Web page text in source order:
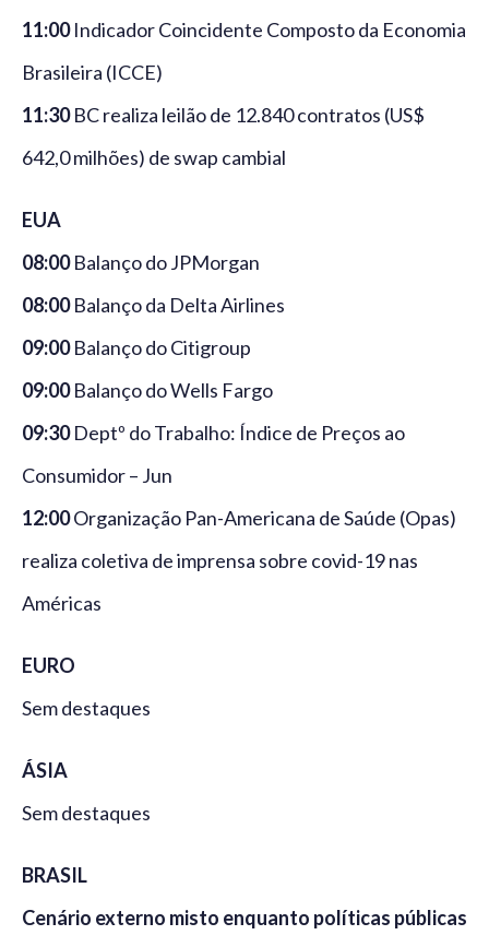
11:00Indicador Coincidente Composto da Economia
Brasileira (ICCE)
11:30BC realiza leilão de 12.840 contratos (US$
642,0 milhões) de swap cambial
EUA
08:00Balanço do JPMorgan
08:00Balanço da Delta Airlines
09:00Balanço do Citigroup
09:00Balanço do Wells Fargo
09:30Deptº do Trabalho: Índice de Preços ao
Consumidor – Jun
12:00Organização Pan-Americana de Saúde (Opas)
realiza coletiva de imprensa sobre covid-19 nas
Américas
EURO
Sem destaques
ÁSIA
Sem destaques
BRASIL
Cenário externo misto enquanto políticas públicas